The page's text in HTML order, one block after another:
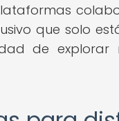
que solo
de explorar